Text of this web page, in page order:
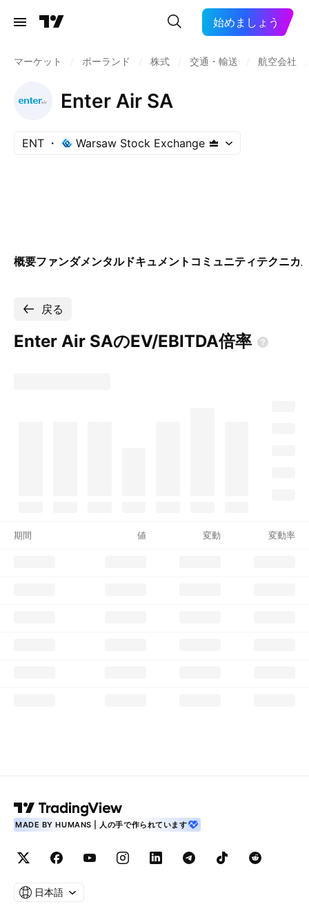
始めましょう
マーケット ポーランド 株式 交通・輸送 航空会社
Enter Air SA
ENT Warsaw Stock Exchange
概要ファンダメンタルドキュメント コミュニティテクニカ
戻る
Enter Air SAのEV/EBITDA倍率
期間 値 変動 変動率
MADE BY HUMANS | 人の手で作られています
日本語